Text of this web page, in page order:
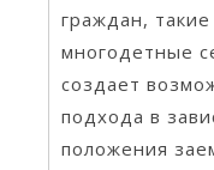
граждан,
многодетные
создает
подхода в
положения